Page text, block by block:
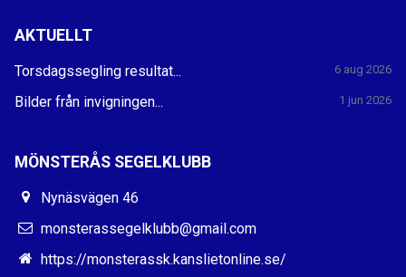
AKTUELLT
Torsdagssegling resultat... 6 aug 2026
Bilder från invigningen... 1 jun 2026
MÖNSTERÅS SEGELKLUBB
Nynäsvägen 46
monsterassegelklubb@gmail.com
https://monsterassk.kanslietonline.se/